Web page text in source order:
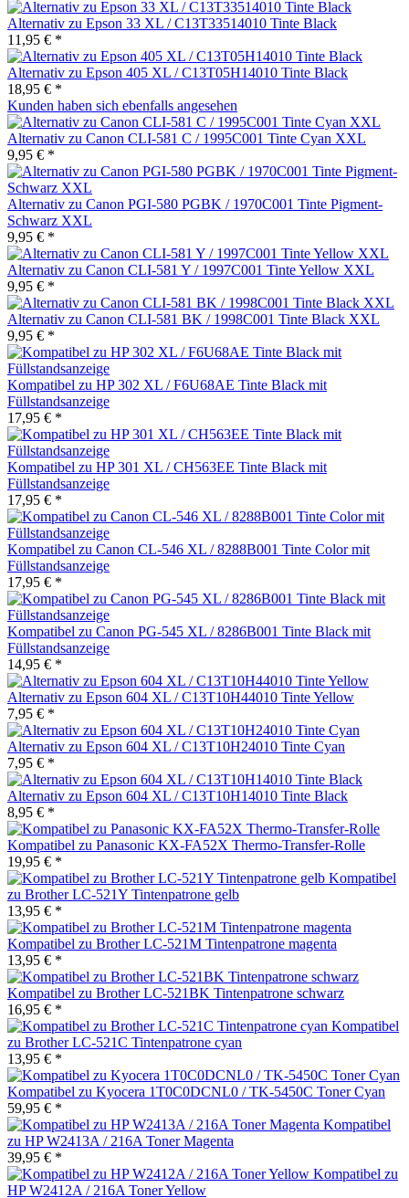
Alternativ zu Epson 33 XL / C13T33514010 Tinte Black
11,95 € *
Alternativ zu Epson 405 XL / C13T05H14010 Tinte Black
18,95 € *
Kunden haben sich ebenfalls angesehen
Alternativ zu Canon CLI-581 C / 1995C001 Tinte Cyan XXL
9,95 € *
Alternativ zu Canon PGI-580 PGBK / 1970C001 Tinte Pigment-
Schwarz XXL
9,95 € *
Alternativ zu Canon CLI-581 Y / 1997C001 Tinte Yellow XXL
9,95 € *
Alternativ zu Canon CLI-581 BK / 1998C001 Tinte Black XXL
9,95 € *
Kompatibel zu HP 302 XL / F6U68AE Tinte Black mit
Füllstandsanzeige
17,95 € *
Kompatibel zu HP 301 XL / CH563EE Tinte Black mit
Füllstandsanzeige
17,95 € *
Kompatibel zu Canon CL-546 XL / 8288B001 Tinte Color mit
Füllstandsanzeige
17,95 € *
Kompatibel zu Canon PG-545 XL / 8286B001 Tinte Black mit
Füllstandsanzeige
14,95 € *
Alternativ zu Epson 604 XL / C13T10H44010 Tinte Yellow
7,95 € *
Alternativ zu Epson 604 XL / C13T10H24010 Tinte Cyan
7,95 € *
Alternativ zu Epson 604 XL / C13T10H14010 Tinte Black
8,95 € *
Kompatibel zu Panasonic KX-FA52X Thermo-Transfer-Rolle
19,95 € *
Kompatibel
zu Brother LC-521Y Tintenpatrone gelb
13,95 € *
Kompatibel zu Brother LC-521M Tintenpatrone magenta
13,95 € *
Kompatibel zu Brother LC-521BK Tintenpatrone schwarz
16,95 € *
Kompatibel
zu Brother LC-521C Tintenpatrone cyan
13,95 € *
Kompatibel zu Kyocera 1T0C0DCNL0 / TK-5450C Toner Cyan
59,95 € *
Kompatibel
zu HP W2413A / 216A Toner Magenta
39,95 € *
Kompatibel zu
HP W2412A / 216A Toner Yellow